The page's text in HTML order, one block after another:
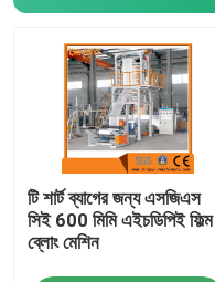
টি শার্ট ব্যাগের জন্য এসজিএস
সিই 600 মিমি এইচডিপিই ফিল্ম
ব্লোং মেশিন